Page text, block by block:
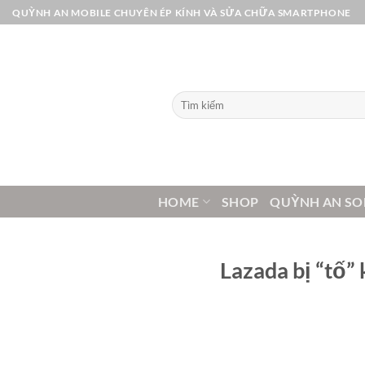
Bỏ
qua
QUỲNH AN MOBILE CHUYÊN ÉP KÍNH VÀ SỬA CHỮA SMARTPHONE
Tìm
kiếm:
HOME SHOP QUỲNH AN
Lazada bị